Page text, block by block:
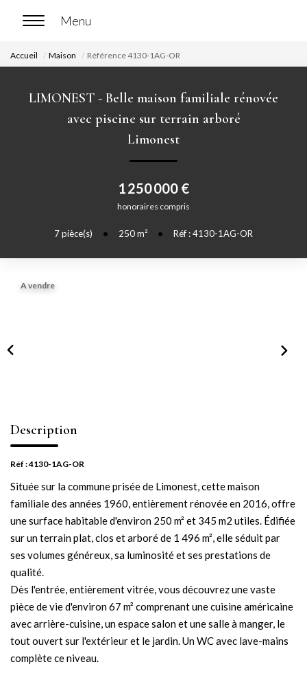
ACCUEIL
Nos biens en vente
Chasse immobilière
VENDRE
Estimer votre bien
Nos biens vendus
CONTACT
Accueil Maison Référence 4130-1AG-OR
LIMONEST - Belle maison familiale rénovée
avec piscine sur terrain arboré
Limonest
1 250 000 €
honoraires compris
7pièce(s) • 250m² • Réf : 4130-1AG-OR
A vendre
Description
Réf : 4130-1AG-OR
Située sur la commune prisée de Limonest, cette maison
familiale des années 1960, entièrement rénovée en 2016, offre
une surface habitable d'environ 250 m² et 345 m2 utiles. Édifiée
sur un terrain plat, clos et arboré de 1 496 m², elle séduit par
ses volumes généreux, sa luminosité et ses prestations de
qualité.
Dès l'entrée, entièrement vitrée, vous découvrez une vaste
pièce de vie d'environ 67 m² comprenant une cuisine américaine
avec arrière-cuisine, un espace salon et une salle à manger, le
tout ouvert sur l'extérieur et le jardin. Un WC avec lave-mains
complète ce niveau.